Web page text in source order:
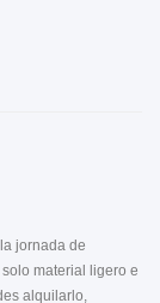
jornada de
material ligero e
alquilarlo,